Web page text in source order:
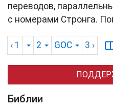
переводов,
с номерами Стронга.
‹ 1 2 GOC 3 ›
Библии